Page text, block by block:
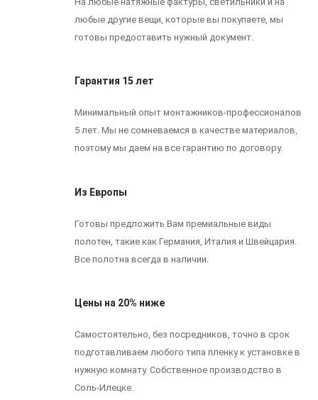
любые другие вещи, которые вы покупаете, мы
готовы предоставить нужный документ.
Гарантия 15 лет
Минимальный опыт монтажников-профессионалов
5 лет. Мы не сомневаемся в качестве материалов,
поэтому мы даем на все гарантию по договору.
Из Европы
Готовы предложить Вам премиальные виды
полотен, такие как Германия, Италия и Швейцария.
Все полотна всегда в наличии.
Цены на 20% ниже
Самостоятельно, без посредников, точно в срок
подготавливаем любого типа пленку к установке в
нужную комнату. Собственное производство в
Соль-Илецке.